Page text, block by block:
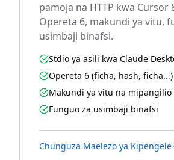
pamoja na HTTP kwa Cursor
Opereta 6, makundi ya vitu,
usimbaji binafsi.
Stdio ya asili kwa Claude
Opereta 6 (ficha, hash, ficha...)
Makundi ya vitu na mipangilio
Funguo za usimbaji binafsi
Chunguza Maelezo ya Kipengele